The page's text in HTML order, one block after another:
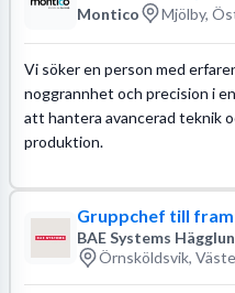
Montico Mjölby,
Vi söker en person med
noggrannhet och precision i
att hantera avancerad teknik
produktion.
Gruppchef till
BAE Systems
Örnsköldsvik,